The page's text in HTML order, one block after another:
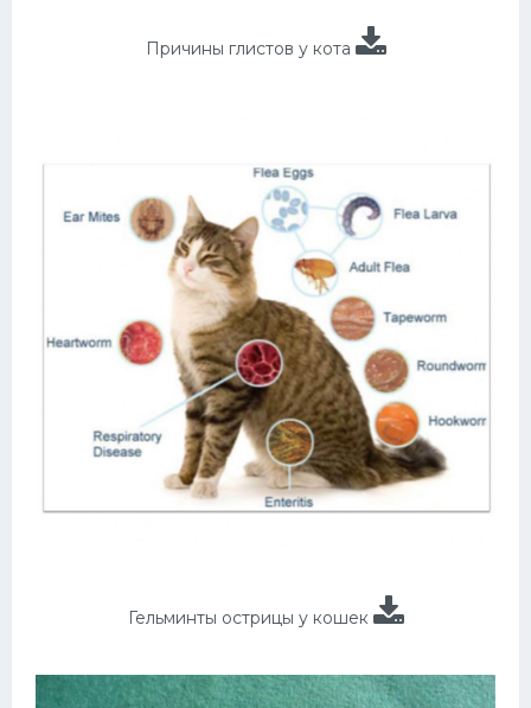
Причины глистов у кота
Гельминты острицы у кошек